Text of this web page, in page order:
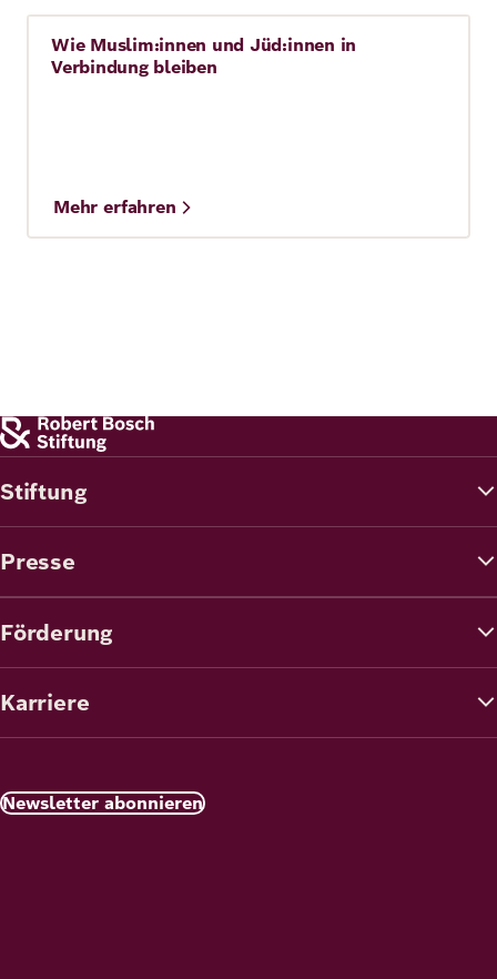
Story
Wie Muslim:innen und Jüd:innen in
Verbindung bleiben
Mehr erfahren
Stiftung
Presse
Förderung
Karriere
Newsletter abonnieren